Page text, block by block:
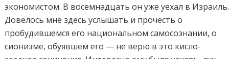
экономистом. В восемнадцать он уже уехал в Израиль.
Довелось мне здесь услышать и прочесть о
пробудившемся его национальном самосознании, о
сионизме, обуявшем его — не верю в это кисло-